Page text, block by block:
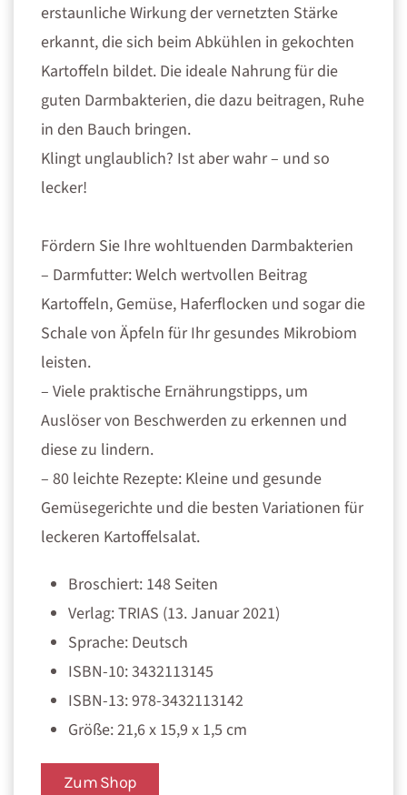
erstaunliche Wirkung der vernetzten Stärke
erkannt, die sich beim Abkühlen in gekochten
Kartoffeln bildet. Die ideale Nahrung für die
guten Darmbakterien, die dazu beitragen, Ruhe
in den Bauch bringen.
Klingt unglaublich? Ist aber wahr – und so
lecker!
Fördern Sie Ihre wohltuenden Darmbakterien
– Darmfutter: Welch wertvollen Beitrag
Kartoffeln, Gemüse, Haferflocken und sogar die
Schale von Äpfeln für Ihr gesundes Mikrobiom
leisten.
– Viele praktische Ernährungstipps, um
Auslöser von Beschwerden zu erkennen und
diese zu lindern.
– 80 leichte Rezepte: Kleine und gesunde
Gemüsegerichte und die besten Variationen für
leckeren Kartoffelsalat.
Broschiert: 148 Seiten
Verlag: TRIAS (13. Januar 2021)
Sprache: Deutsch
ISBN-10: 3432113145
ISBN-13: 978-3432113142
Größe: 21,6 x 15,9 x 1,5 cm
Zum Shop